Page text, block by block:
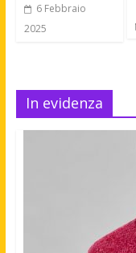
6 Febbraio
2025
In evidenza